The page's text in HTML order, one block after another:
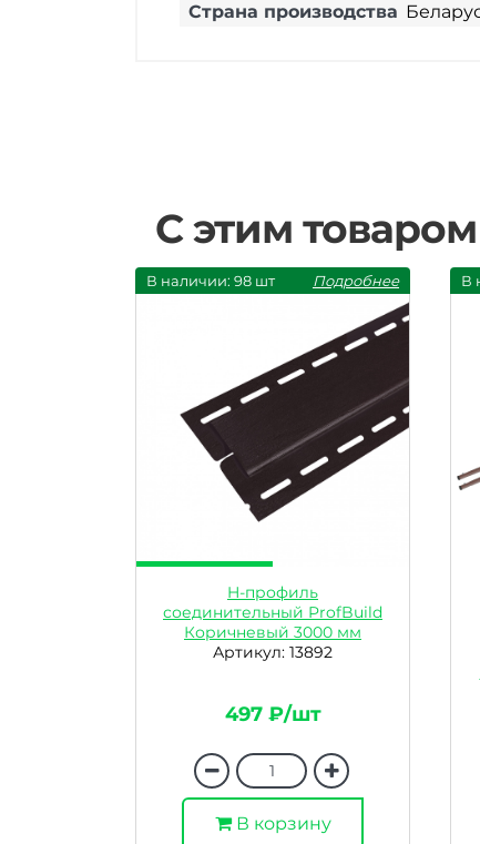
Страна производства
С этим
В наличии: 98 шт Подробнее
H-профиль
соединительный ProfBuild
Коричневый 3000 мм
Артикул: 13892
497 ₽/шт
В корзину
В